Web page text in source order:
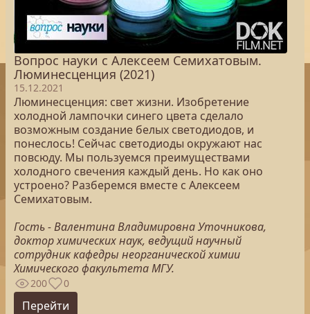
Вопрос науки с Алексеем Семихатовым.
Люминесценция (2021)
15.12.2021
Люминесценция: свет жизни. Изобретение
холодной лампочки синего цвета сделало
возможным создание белых светодиодов, и
понеслось! Сейчас светодиоды окружают нас
повсюду. Мы пользуемся преимуществами
холодного свечения каждый день. Но как оно
устроено? Разберемся вместе с Алексеем
Семихатовым.
Гость - Валентина Владимировна Уточникова,
доктор химических наук, ведущий научный
сотрудник кафедры неорганической химии
Химического факультета МГУ.
200 0
Перейти